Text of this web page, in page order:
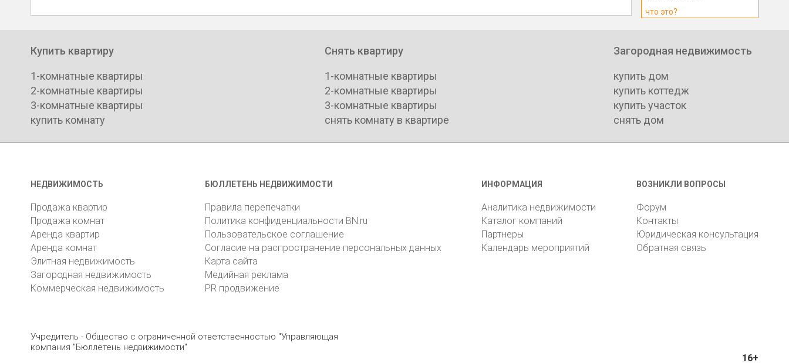
что это?
1-комнатные квартиры
2-комнатные квартиры
3-комнатные квартиры
1-комнатные квартиры
2-комнатные квартиры
3-комнатные квартиры
купить дом
купить коттедж
купить участок
Продажа квартир
Продажа комнат
Аренда квартир
Аренда комнат
Элитная недвижимость
Загородная недвижимость
Правила перепечатки
Политика конфиденциальности BN.ru
Пользовательское соглашение
Согласие на распространение персональных данных
Карта сайта
Медийная реклама
Аналитика недвижимости
Каталог компаний
Партнеры
Форум
Контакты
Юридическая консультация
Учредитель - Общество с ограниченной ответственностью "Управляющая